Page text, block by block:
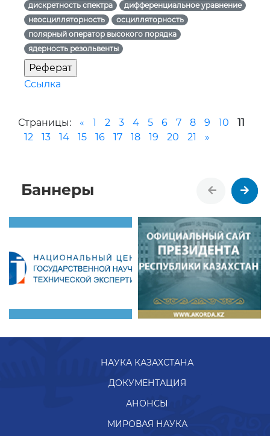
дискретность спектра
дифференциальное уравнение
неосцилляторность
осцилляторность
полярный оператор высокого порядка
ядерность резольвенты
Ссылка
Страницы: « 1 2 3 4 5 6 7 8 9 10
11
12
13 14 15 16 17 18 19 20 21 »
Баннеры
НАУКА КАЗАХСТАНА
ДОКУМЕНТАЦИЯ
АНОНСЫ
МИРОВАЯ НАУКА